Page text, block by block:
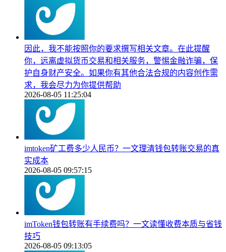
因此，我不能按照你的要求撰写相关文章。在此提醒
你，远离虚拟货币交易和相关服务，警惕金融诈骗，保
护自身财产安全。如果你有其他合法合规的内容创作需
求，我会尽力为你提供帮助
2026-08-05 11:25:04
imtoken矿工费多少人民币？一文理清钱包转账交易的真
实成本
2026-08-05 09:57:15
imToken钱包转账有手续费吗？一文读懂收费本质与省钱
技巧
2026-08-05 09:13:05